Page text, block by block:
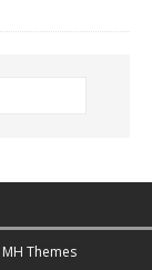
MH Themes